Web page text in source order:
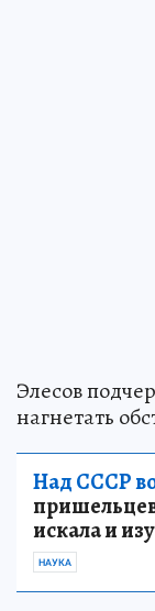
Элесов
нагнетать
Над СССР
искала и
НАУКА